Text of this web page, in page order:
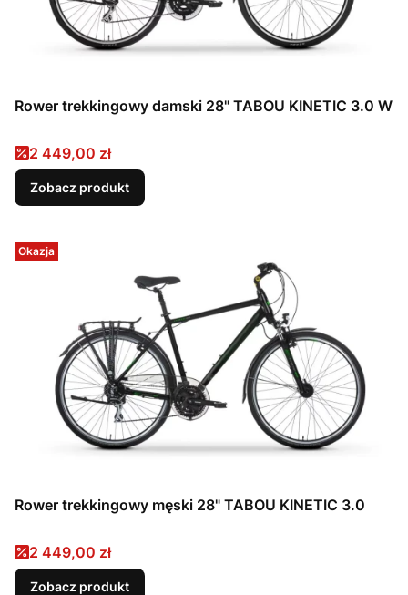
Rower trekkingowy damski 28" TABOU KINETIC 3.0 W
Cena promocyjna
2 449,00 zł
Zobacz produkt
Okazja
Rower trekkingowy męski 28" TABOU KINETIC 3.0
Cena promocyjna
2 449,00 zł
Zobacz produkt